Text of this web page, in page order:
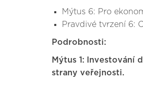
Mýtus 6: Pro
Pravdivé tvrzení 6:
Podrobnosti:
Mýtus 1:
strany veřejnosti.